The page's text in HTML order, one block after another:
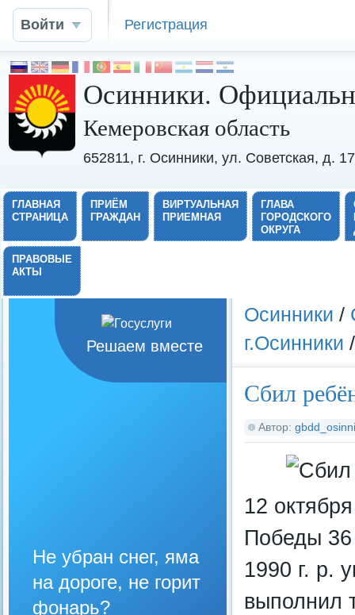
Войти Регистрация
Осинники.
Кемеровская область
652811, г. Осинники, ул. Советская, д.
ГЛАВНАЯ
СТРАНИЦА
ПРИЁМ
ГРАЖДАН
ВИРТУАЛЬНАЯ
ПРИЕМНАЯ
ГЛАВА
ГОРОДСКОГО
ОКРУГА
ПРАВОВЫЕ
АКТЫ
Осинники /
г.Осинники
Сбил
Автор:
12
Победы 36
1990 г. р.
выполнил
Решаем вместе
Не убран снег, яма
на дороге, не горит
фонарь?